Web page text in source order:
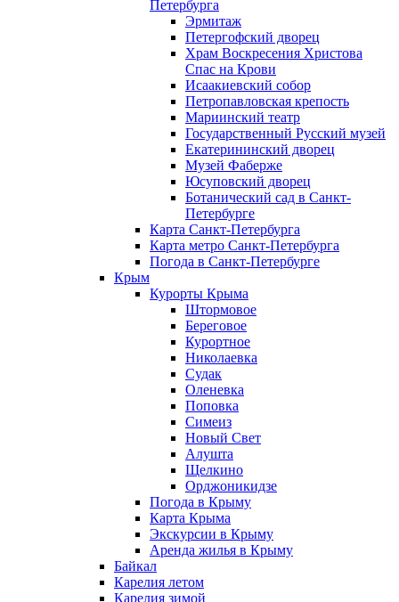
Петербурга
Эрмитаж
Петергофский дворец
Храм Воскресения Христова
Спас на Крови
Исаакиевский собор
Петропавловская крепость
Мариинский театр
Государственный Русский музей
Екатерининский дворец
Музей Фаберже
Юсуповский дворец
Ботанический сад в Санкт-
Петербурге
Карта Санкт-Петербурга
Карта метро Санкт-Петербурга
Погода в Санкт-Петербурге
Крым
Курорты Крыма
Штормовое
Береговое
Курортное
Николаевка
Судак
Оленевка
Поповка
Симеиз
Новый Свет
Алушта
Щелкино
Орджоникидзе
Погода в Крыму
Карта Крыма
Экскурсии в Крыму
Аренда жилья в Крыму
Байкал
Карелия летом
Карелия зимой